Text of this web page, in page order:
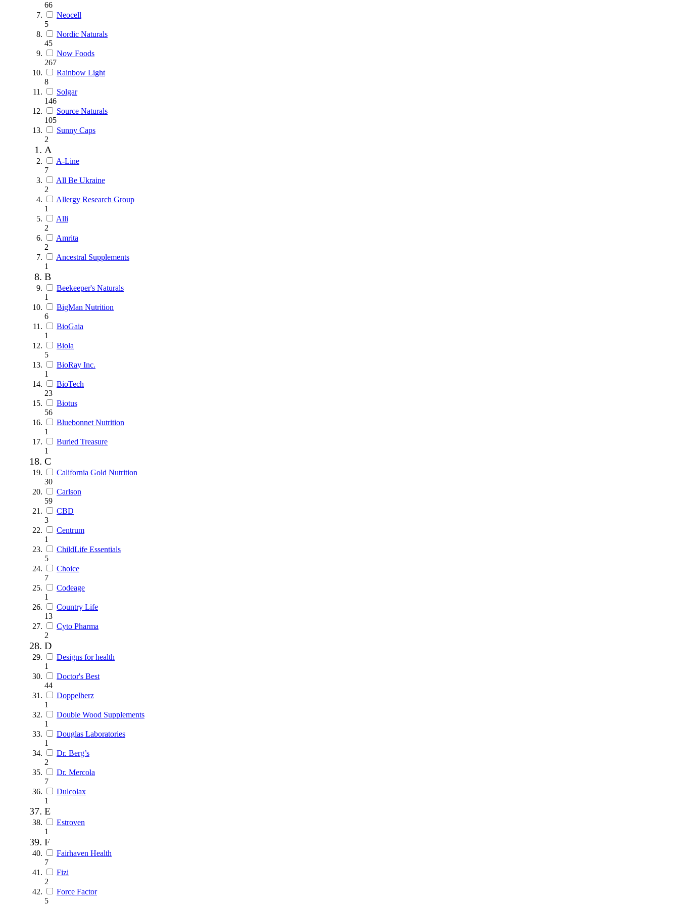
66
Neocell
5
Nordic Naturals
45
Now Foods
267
Rainbow Light
8
Solgar
146
Source Naturals
105
Sunny Caps
2
A
A-Line
7
All Be Ukraine
2
Allergy Research Group
1
Alli
2
Amrita
2
Ancestral Supplements
1
B
Beekeeper's Naturals
1
BigMan Nutrition
6
BioGaia
1
Biola
5
BioRay Inc.
1
BioTech
23
Biotus
56
Bluebonnet Nutrition
1
Buried Treasure
1
C
California Gold Nutrition
30
Carlson
59
CBD
3
Centrum
1
ChildLife Essentials
5
Choice
7
Codeage
1
Country Life
13
Cyto Pharma
2
D
Designs for health
1
Doctor's Best
44
Doppelherz
1
Double Wood Supplements
1
Douglas Laboratories
1
Dr. Berg’s
2
Dr. Mercola
7
Dulcolax
1
E
Estroven
1
F
Fairhaven Health
7
Fizi
2
Force Factor
5